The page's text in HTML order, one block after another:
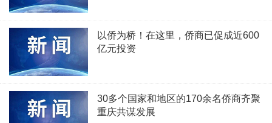
以侨为桥！在这里，侨商已促成近600
亿元投资
30多个国家和地区的170余名侨商齐聚
重庆共谋发展